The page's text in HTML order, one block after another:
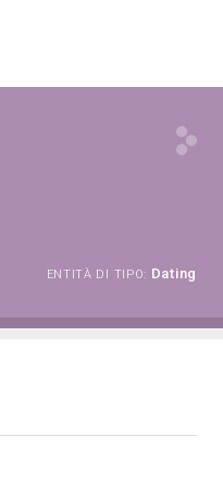
ENTITÀ DI TIPO: Dating